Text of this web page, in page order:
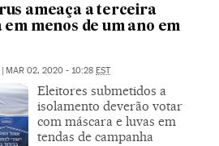
ameaça a terceira
menos de um ano em
MAR 02, 2020 - 10:28 EST
Eleitores submetidos a
isolamento deverão votar
com máscara e luvas em
tendas de campanha